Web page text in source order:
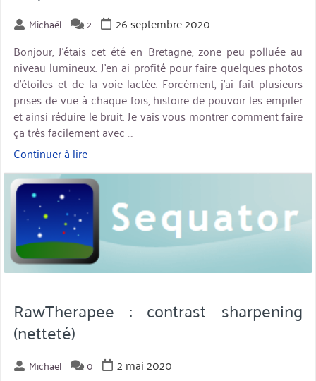
Michaël 2
26 septembre 2020
Bonjour, J’étais cet été en Bretagne, zone peu polluée au
niveau lumineux. J’en ai profité pour faire quelques photos
d’étoiles et de la voie lactée. Forcément, j’ai fait plusieurs
prises de vue à chaque fois, histoire de pouvoir les empiler
et ainsi réduire le bruit. Je vais vous montrer comment faire
ça très facilement avec …
Continuer à lire« Empiler
les
photos
d’étoiles
avec
Sequator »
miniature
RawTherapee : contrast sharpening
(netteté)
Michaël 0
2 mai 2020